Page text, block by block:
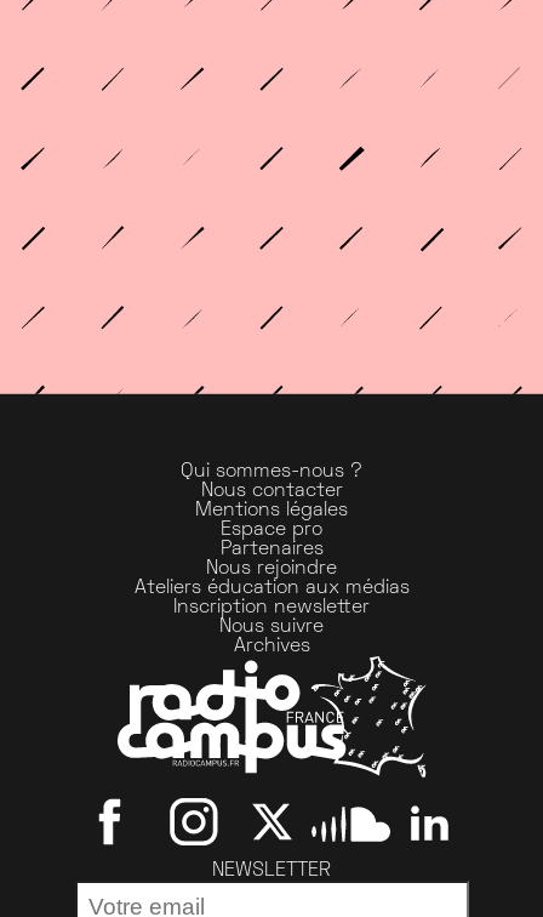
Qui sommes-nous ?
Nous contacter
Mentions légales
Espace pro
Partenaires
Nous rejoindre
Ateliers éducation aux médias
Inscription newsletter
Nous suivre
Archives
NEWSLETTER